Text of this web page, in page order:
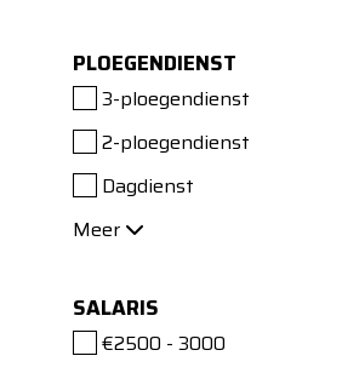
PLOEGENDIENST
3-ploegendienst
2-ploegendienst
Dagdienst
Meer
SALARIS
€2500 - 3000